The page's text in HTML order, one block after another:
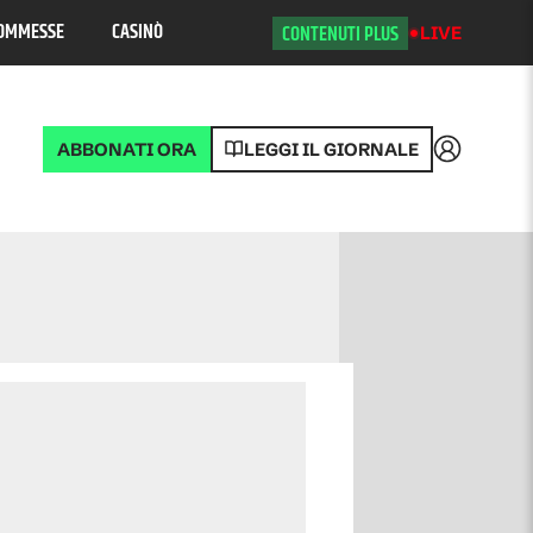
CASINÒ CONTENUTI PLUS LIVE
ABBONATI ORA LEGGI IL GIORNALE Accedi